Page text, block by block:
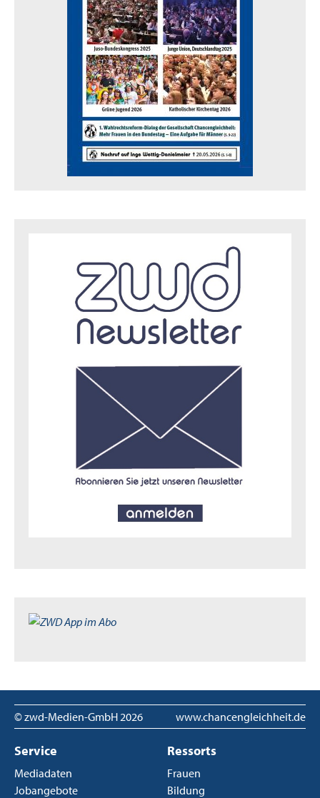
© zwd-Medien-GmbH2026 www.chancengleichheit.de
Service
Mediadaten
Jobangebote
Ressorts
Frauen
Bildung